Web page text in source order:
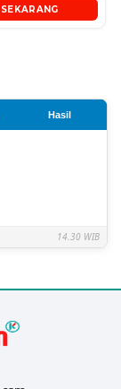
SEKARANG
Hasil
14.30 WIB